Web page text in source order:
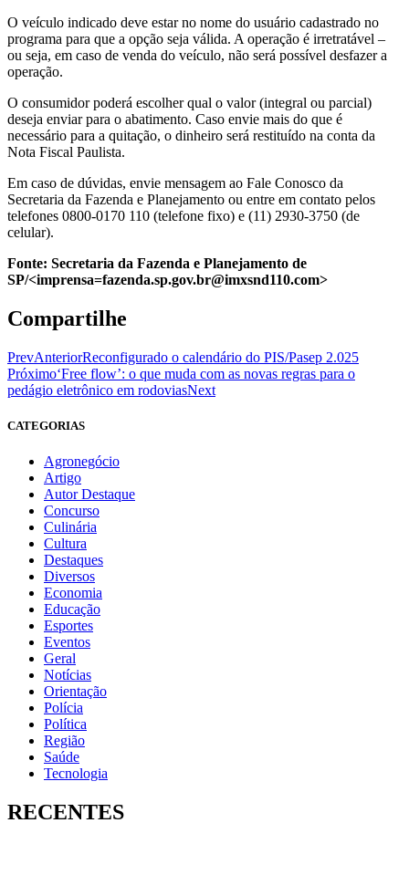
O veículo indicado deve estar no nome do usuário cadastrado no
programa para que a opção seja válida. A operação é irretratável –
ou seja, em caso de venda do veículo, não será possível desfazer a
operação.
O consumidor poderá escolher qual o valor (integral ou parcial)
deseja enviar para o abatimento. Caso envie mais do que é
necessário para a quitação, o dinheiro será restituído na conta da
Nota Fiscal Paulista.
Em caso de dúvidas, envie mensagem ao Fale Conosco da
Secretaria da Fazenda e Planejamento ou entre em contato pelos
telefones 0800-0170 110 (telefone fixo) e (11) 2930-3750 (de
celular).
Fonte: Secretaria da Fazenda e Planejamento de
SP/<imprensa=fazenda.sp.gov.br@imxsnd110.com>
Compartilhe
PrevAnteriorReconfigurado o calendário do PIS/Pasep 2.025
Próximo‘Free flow’: o que muda com as novas regras para o
pedágio eletrônico em rodoviasNext
CATEGORIAS
Agronegócio
Artigo
Autor Destaque
Concurso
Culinária
Cultura
Destaques
Diversos
Economia
Educação
Esportes
Eventos
Geral
Notícias
Orientação
Polícia
Política
Região
Saúde
Tecnologia
RECENTES